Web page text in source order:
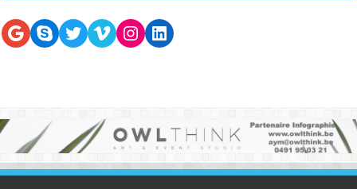
Google
SkypeTwitter
VimeoInstagram
LinkedIn